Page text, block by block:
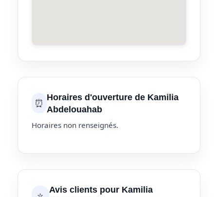
⏰ Horaires d'ouverture de Kamilia
Abdelouahab
Horaires non renseignés.
Avis clients pour Kamilia